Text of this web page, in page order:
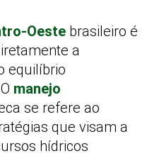
Oeste brasileiro é
a
equilíbrio
manejo
se refere ao
que visam a
hídricos